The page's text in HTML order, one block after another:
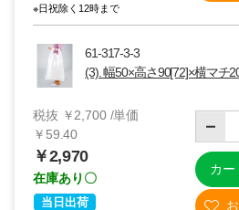
※日祝除く12時まで
61-317-3-3
(3). 幅50×高さ90[72]×横マチ
税抜 ￥2,700 /単価
￥59.40
￥2,970
在庫あり〇
当日出荷
カー